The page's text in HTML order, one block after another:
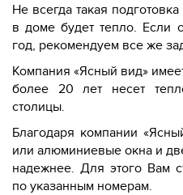
Не всегда такая
в доме будет тепло. Если
год, рекомендуем все же
Компания «Ясный вид»
более 20 лет несет
столицы.
Благодаря компании
или алюминиевые окна и
надежнее. Для этого Вам
по указанным номерам.